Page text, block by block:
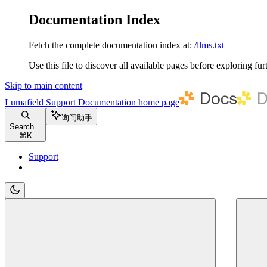
Documentation Index
Fetch the complete documentation index at: /llms.txt
Use this file to discover all available pages before exploring
Skip to main content
Lumafield Support Documentation home page
Search...
⌘ K
询问助手
Support